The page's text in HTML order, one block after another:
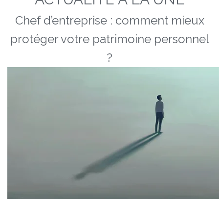
Chef d’entreprise : comment mieux
protéger votre patrimoine personnel
?